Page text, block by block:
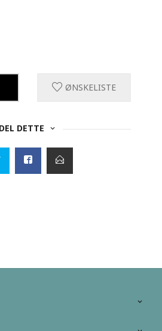
ØNSKELISTE
DEL DETTE